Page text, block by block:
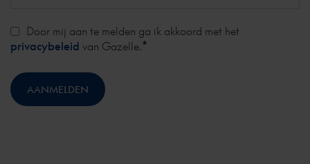
Door mij aan te melden ga ik akkoord met het
privacybeleid van Gazelle.*